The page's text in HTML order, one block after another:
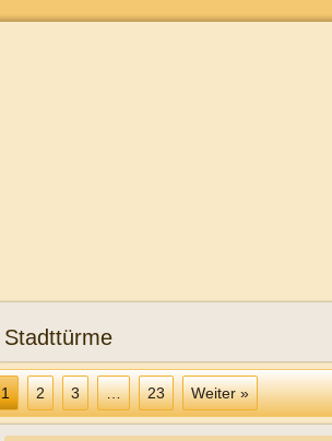
Stadttürme
1 2 3 … 23 Weiter »